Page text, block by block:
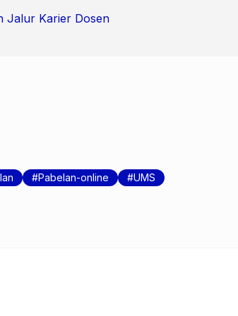
Jalur Karier Dosen
Pabelan-online UMS